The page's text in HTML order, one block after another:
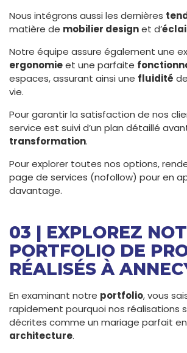
Nous intégrons aussi les dernières
matière de mobilier designet d’
Notre équipe assure également une
ergonomieet une parfaite
espaces, assurant ainsi une fluidité
vie.
Pour garantir la satisfaction de nos
service est suivi d’un plan détaillé
transformation.
Pour explorer toutes nos options,
page de services (nofollow) pour en
davantage.
03 | EXPLOREZ
PORTFOLIO DE
RÉALISÉS À
En examinant notre portfolio, vous
rapidement pourquoi nos réalisations
décrites comme un mariage parfait
architecture.